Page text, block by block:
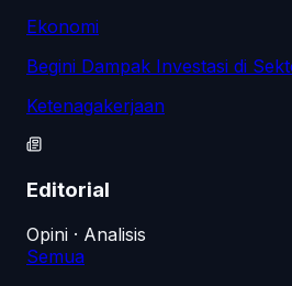
Ekonomi
Begini Dampak Investasi di
Ketenagakerjaan
Editorial
Opini · Analisis
Semua